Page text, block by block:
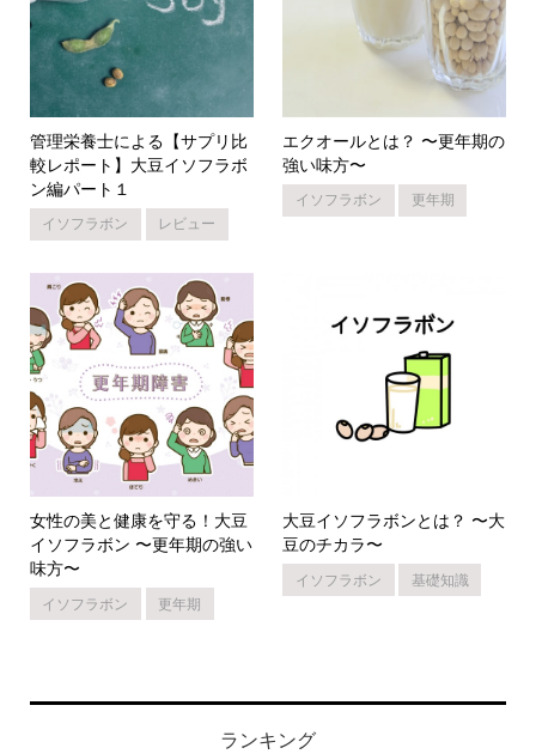
管理栄養士による【サプリ比
較レポート】大豆イソフラボ
ン編パート１
イソフラボン レビュー
エクオールとは？ 〜更年期の
強い味方〜
イソフラボン 更年期
女性の美と健康を守る！大豆
イソフラボン 〜更年期の強い
味方〜
イソフラボン 更年期
大豆イソフラボンとは？ 〜大
豆のチカラ〜
イソフラボン 基礎知識
ランキング